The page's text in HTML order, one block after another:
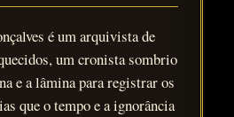
é um arquivista de
um cronista sombrio
e a lâmina para registrar os
que o tempo e a ignorância